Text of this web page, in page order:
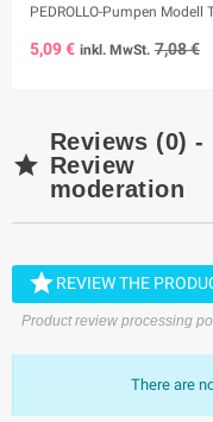
PEDROLLO-Pumpen Modell
5,09 € inkl. MwSt. 7,08 €

Reviews (0) -
Review
moderation
REVIEW THE
Product review processing
There are